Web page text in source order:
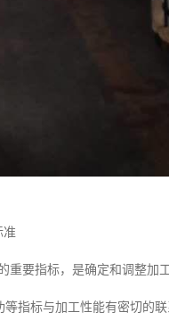
准
重要指标，是确定和调整加
指标与加工性能有密切的联